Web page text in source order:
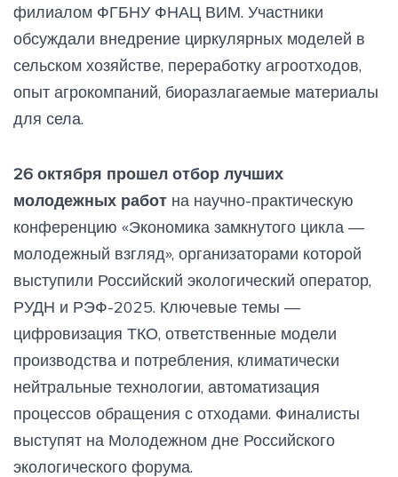
филиалом ФГБНУ ФНАЦ ВИМ. Участники
обсуждали внедрение циркулярных моделей в
сельском хозяйстве, переработку агроотходов,
опыт агрокомпаний, биоразлагаемые материалы
для села.
26 октября прошел отбор лучших
молодежных работ на научно-практическую
конференцию «Экономика замкнутого цикла —
молодежный взгляд», организаторами которой
выступили Российский экологический оператор,
РУДН и РЭФ-2025. Ключевые темы —
цифровизация ТКО, ответственные модели
производства и потребления, климатически
нейтральные технологии, автоматизация
процессов обращения с отходами. Финалисты
выступят на Молодежном дне Российского
экологического форума.